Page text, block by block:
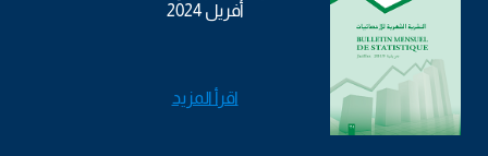
أفريل 2024
اقرأ المزيد